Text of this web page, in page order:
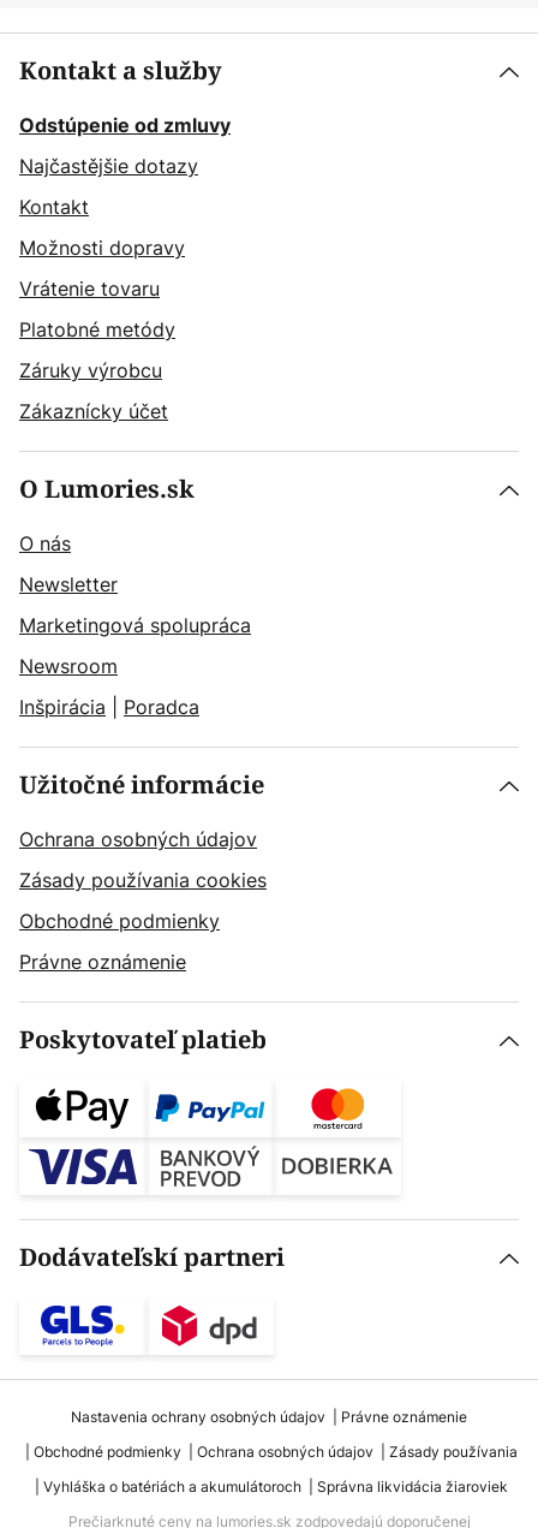
Kontakt a služby
Odstúpenie od zmluvy
Najčastějšie dotazy
Kontakt
Možnosti dopravy
Vrátenie tovaru
Platobné metódy
Záruky výrobcu
Zákaznícky účet
O Lumories.sk
O nás
Newsletter
Marketingová spolupráca
Newsroom
Inšpirácia
Poradca
Užitočné informácie
Ochrana osobných údajov
Zásady používania cookies
Obchodné podmienky
Právne oznámenie
Poskytovateľ platieb
Dodávateľskí partneri
Nastavenia ochrany osobných údajov
Právne oznámenie
Obchodné podmienky
Ochrana osobných údajov
Zásady používania
Vyhláška o batériách a akumulátoroch
Správna likvidácia žiaroviek
Prečiarknuté ceny na lumories.sk zodpovedajú doporučenej